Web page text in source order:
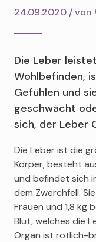
24.09.2020 / von
Die Leber
Wohlbefinden,
Gefühlen und
geschwächt
sich, der Leber
Die Leber ist die
Körper, besteht
und befindet sich
dem Zwerchfell.
Frauen und 1,8 kg
Blut, welches die
Organ ist rötlich-